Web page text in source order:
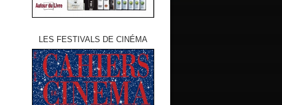
LES FESTIVALS DE CINÉMA